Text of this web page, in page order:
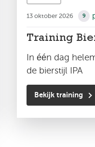
13 oktober 2026 9
Training
In één dag
de bierstijl IPA
Bekijk training